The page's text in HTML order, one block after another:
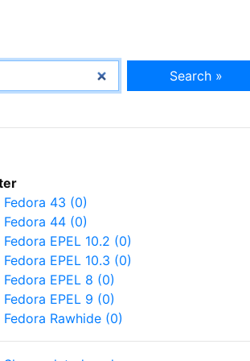
Search »
Fedora 43 (0)
Fedora 44 (0)
Fedora EPEL 10.2 (0)
Fedora EPEL 10.3 (0)
Fedora EPEL 8 (0)
Fedora EPEL 9 (0)
Fedora Rawhide (0)